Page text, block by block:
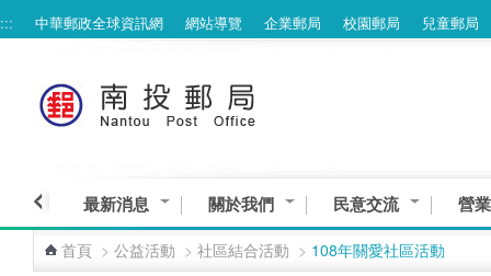
跳到主要內容區塊
::: 中華郵政全球資訊網 網站導覽 企業郵局 校園郵局 兒童郵局
最新消息 關於我們 民意交流 營
首頁 > 公益活動 > 社區結合活動 > 108年關愛社區活動